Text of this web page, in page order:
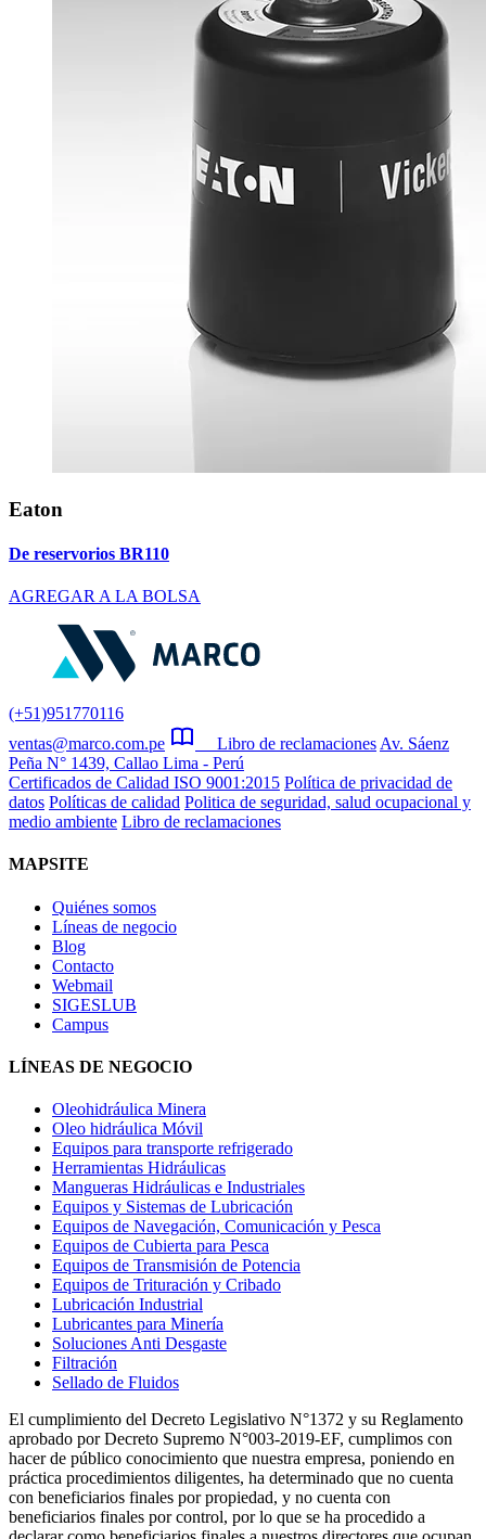
Eaton
De reservorios BR110
AGREGAR A LA BOLSA
(+51)951770116
ventas@marco.com.pe
Libro de reclamaciones Av. Sáenz
Peña N° 1439, Callao Lima - Perú
Certificados de Calidad ISO 9001:2015 Política de privacidad de
datos Políticas de calidad Politica de seguridad, salud ocupacional y
medio ambiente Libro de reclamaciones
MAPSITE
Quiénes somos
Líneas de negocio
Blog
Contacto
Webmail
SIGESLUB
Campus
LÍNEAS DE NEGOCIO
Oleohidráulica Minera
Oleo hidráulica Móvil
Equipos para transporte refrigerado
Herramientas Hidráulicas
Mangueras Hidráulicas e Industriales
Equipos y Sistemas de Lubricación
Equipos de Navegación, Comunicación y Pesca
Equipos de Cubierta para Pesca
Equipos de Transmisión de Potencia
Equipos de Trituración y Cribado
Lubricación Industrial
Lubricantes para Minería
Soluciones Anti Desgaste
Filtración
Sellado de Fluidos
El cumplimiento del Decreto Legislativo N°1372 y su Reglamento
aprobado por Decreto Supremo N°003-2019-EF, cumplimos con
hacer de público conocimiento que nuestra empresa, poniendo en
práctica procedimientos diligentes, ha determinado que no cuenta
con beneficiarios finales por propiedad, y no cuenta con
beneficiarios finales por control, por lo que se ha procedido a